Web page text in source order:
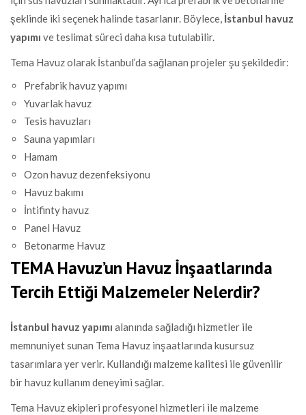
şeklinde iki seçenek halinde tasarlanır. Böylece, İstanbul havuz
yapımı ve teslimat süreci daha kısa tutulabilir.
Tema Havuz olarak İstanbul’da sağlanan projeler şu şekildedir:
Prefabrik havuz yapımı
Yuvarlak havuz
Tesis havuzları
Sauna yapımları
Hamam
Ozon havuz dezenfeksiyonu
Havuz bakımı
İntifinty havuz
Panel Havuz
Betonarme Havuz
TEMA Havuz’un Havuz İnşaatlarında
Tercih Ettiği Malzemeler Nelerdir?
İstanbul havuz yapımı alanında sağladığı hizmetler ile
memnuniyet sunan Tema Havuz inşaatlarında kusursuz
tasarımlara yer verir. Kullandığı malzeme kalitesi ile güvenilir
bir havuz kullanım deneyimi sağlar.
Tema Havuz ekipleri profesyonel hizmetleri ile malzeme